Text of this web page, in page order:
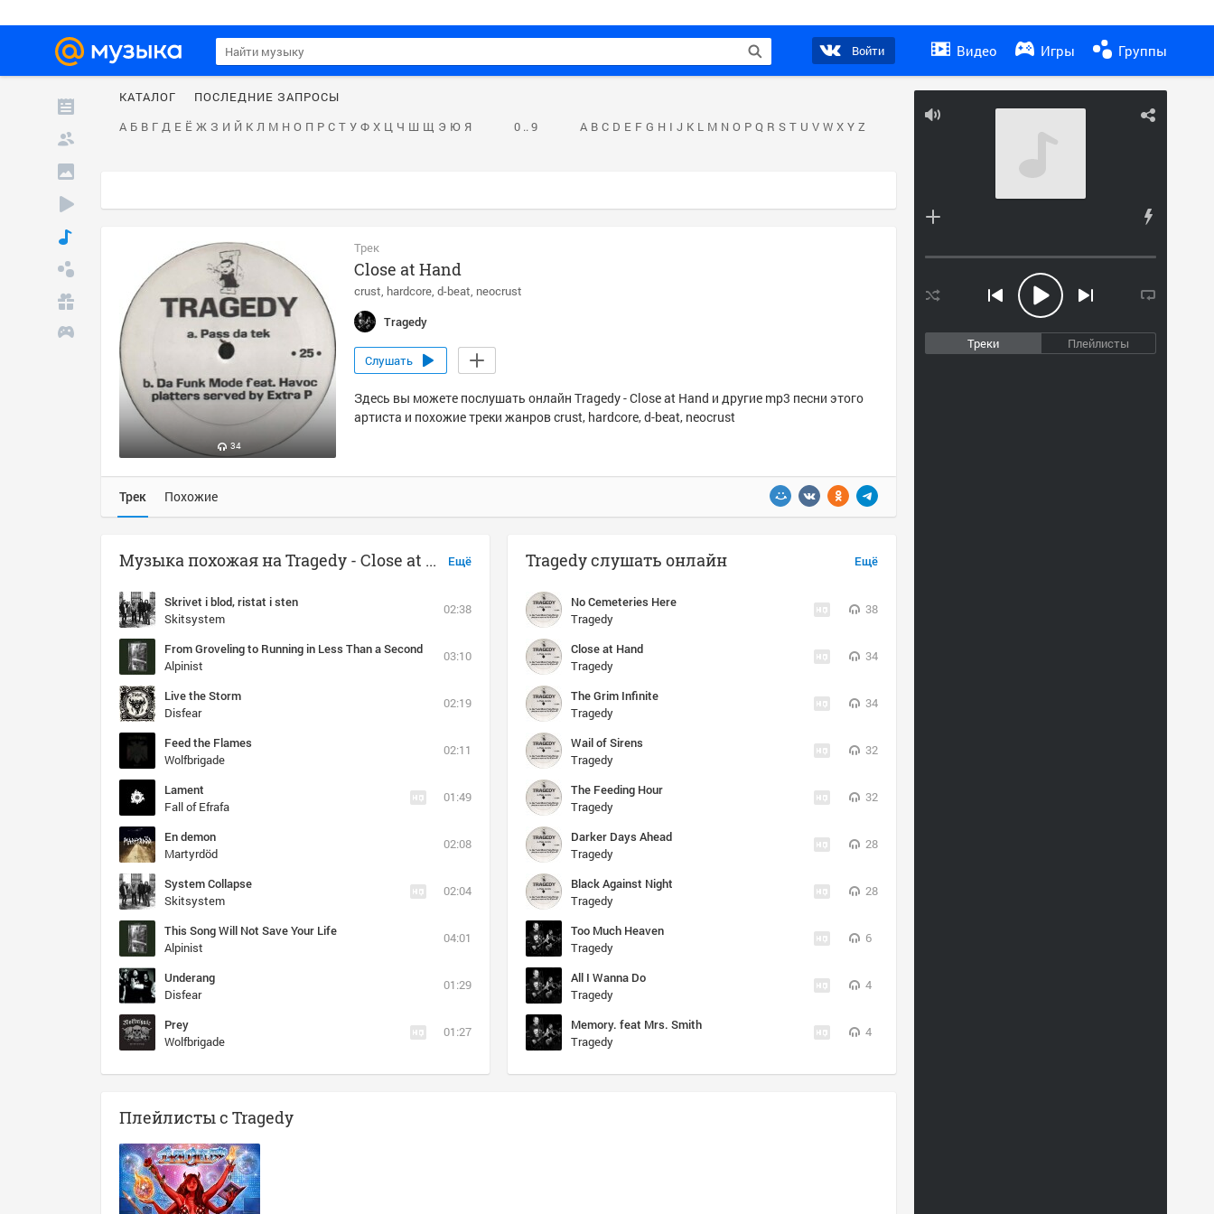
Войти Видео Игры Группы
Треки Плейлисты
КАТАЛОГ
ПОСЛЕДНИЕ ЗАПРОСЫ
А Б В Г Д Е Ё Ж З И Й К Л М Н О П Р С Т У Ф Х Ц Ч Ш Щ Э Ю Я 0 .. 9 A B C D E F G H I J K L M N O P Q R S T U V W X Y Z
34
Трек
Close at Hand
crust hardcore d-beat neocrust
Tragedy
Слушать
Здесь вы можете послушать онлайн Tragedy - Close at Hand и другие mp3 песни этого
артиста и похожие треки жанров crust, hardcore, d-beat, neocrust
Трек Похожие
Ещё
Музыка похожая на Tragedy - Close at Hand
Skrivet i blod, ristat i sten
Skitsystem
02:38
From Groveling to Running in Less Than a Second
Alpinist
03:10
Live the Storm
Disfear
02:19
Feed the Flames
Wolfbrigade
02:11
Lament
Fall of Efrafa
01:49
En demon
Martyrdöd
02:08
System Collapse
Skitsystem
02:04
This Song Will Not Save Your Life
Alpinist
04:01
Underang
Disfear
01:29
Prey
Wolfbrigade
01:27
Ещё
Tragedy слушать онлайн
No Cemeteries Here
Tragedy
38
Close at Hand
Tragedy
34
The Grim Infinite
Tragedy
34
Wail of Sirens
Tragedy
32
The Feeding Hour
Tragedy
32
Darker Days Ahead
Tragedy
28
Black Against Night
Tragedy
28
Too Much Heaven
Tragedy
6
All I Wanna Do
Tragedy
4
Memory. feat Mrs. Smith
Tragedy
4
Плейлисты с Tragedy